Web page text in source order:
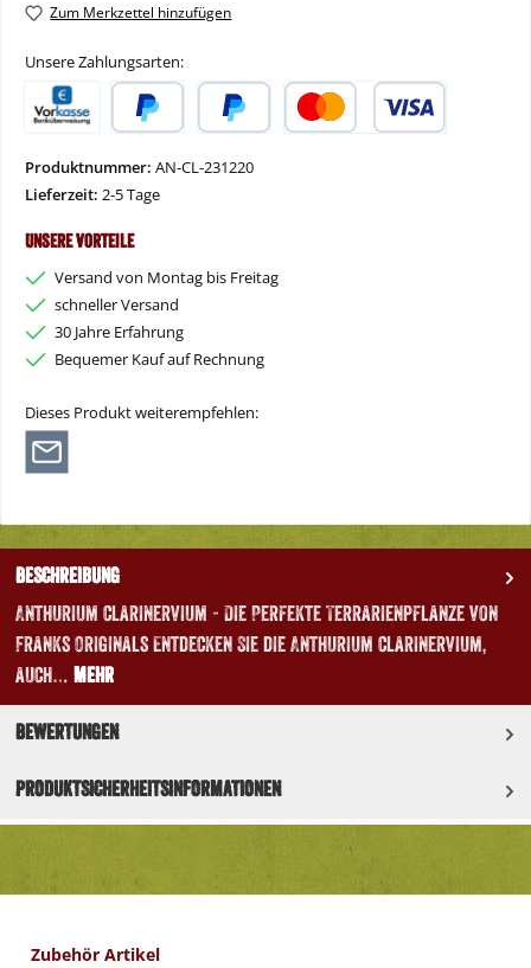
Zum Merkzettel hinzufügen
Unsere Zahlungsarten:
Produktnummer: AN-CL-231220
Lieferzeit: 2-5 Tage
Unsere Vorteile
Versand von Montag bis Freitag
schneller Versand
30 Jahre Erfahrung
Bequemer Kauf auf Rechnung
Dieses Produkt weiterempfehlen:
Beschreibung
Anthurium clarinervium - Die Perfekte Terrarienpflanze von
Franks Originals Entdecken Sie die Anthurium clarinervium,
auch… Mehr
Bewertungen
Produktsicherheitsinformationen
Produktgalerie überspringen
Zubehör Artikel